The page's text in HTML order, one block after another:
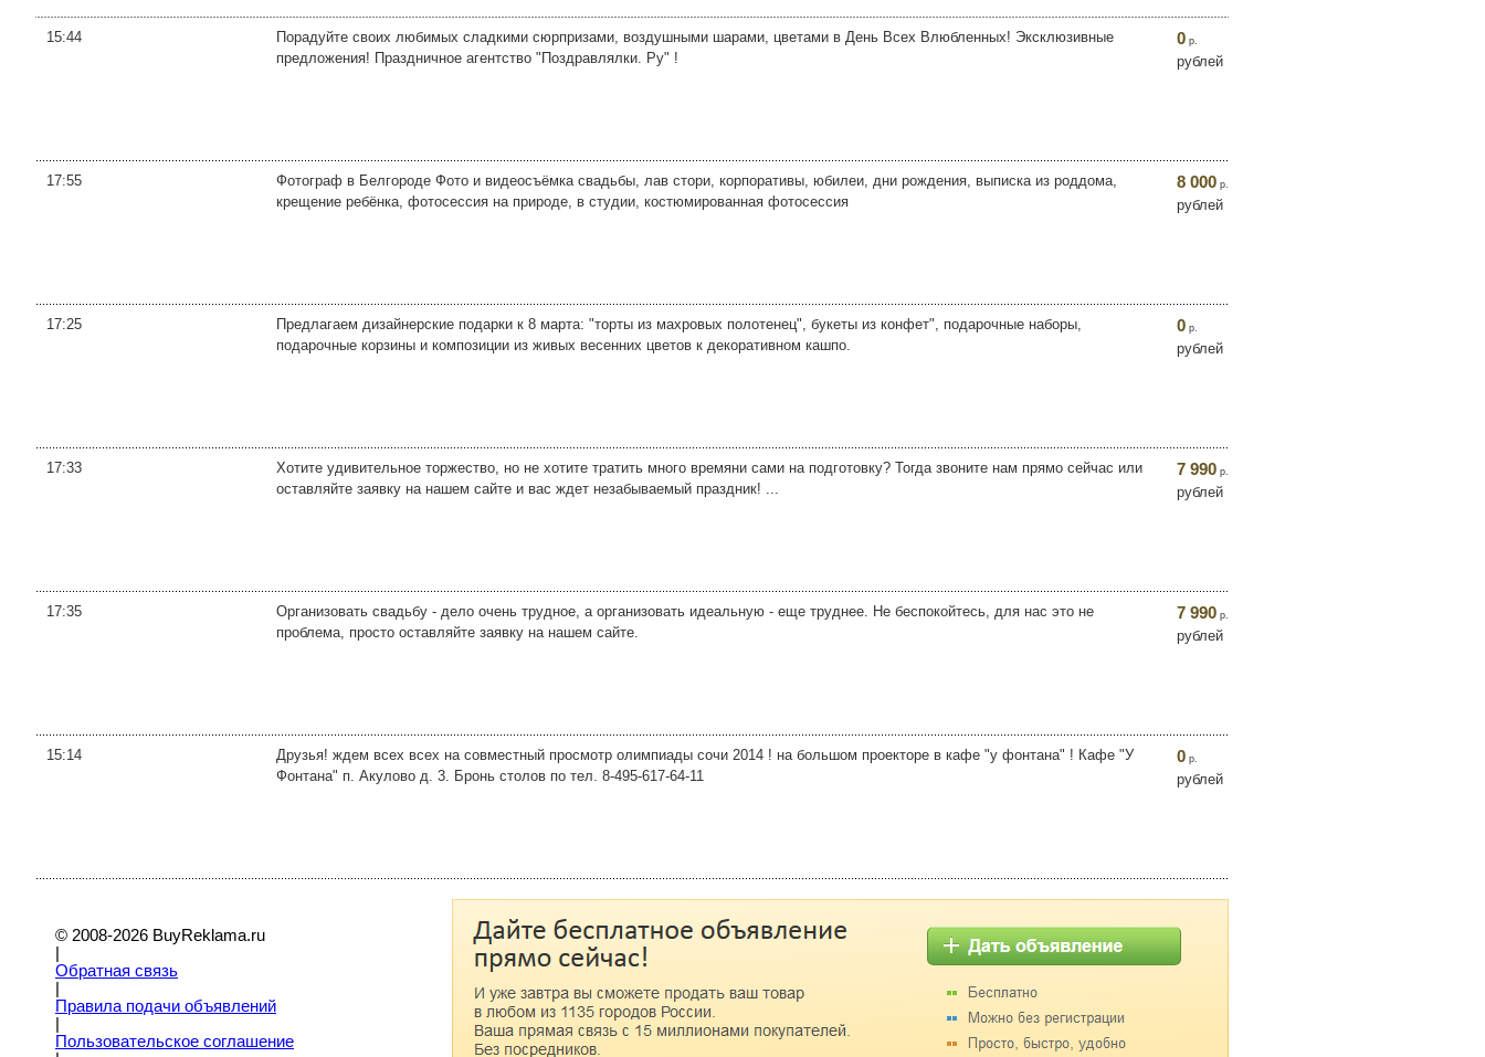
15:44
Порадуйте своих любимых сладкими сюрпризами, воздушными шарами, цветами в День Всех Влюбленных! Эксклюзивные
предложения! Праздничное агентство "Поздравлялки. Ру" !
0 р.
рублей
17:55
Фотограф в Белгороде Фото и видеосъёмка свадьбы, лав стори, корпоративы, юбилеи, дни рождения, выписка из роддома,
крещение ребёнка, фотосессия на природе, в студии, костюмированная фотосессия
8 000 р.
рублей
17:25
Предлагаем дизайнерские подарки к 8 марта: "торты из махровых полотенец", букеты из конфет", подарочные наборы,
подарочные корзины и композиции из живых весенних цветов к декоративном кашпо.
0 р.
рублей
17:33
Хотите удивительное торжество, но не хотите тратить много времяни сами на подготовку? Тогда звоните нам прямо сейчас или
оставляйте заявку на нашем сайте и вас ждет незабываемый праздник! ...
7 990 р.
рублей
17:35
Организовать свадьбу - дело очень трудное, а организовать идеальную - еще труднее. Не беспокойтесь, для нас это не
проблема, просто оставляйте заявку на нашем сайте.
7 990 р.
рублей
15:14
Друзья! ждем всех всех на совместный просмотр олимпиады сочи 2014 ! на большом проекторе в кафе "у фонтана" ! Кафе "У
Фонтана" п. Акулово д. 3. Бронь столов по тел. 8-495-617-64-11
0 р.
рублей
© 2008-2026 BuyReklama.ru
Обратная связь
Правила подачи объявлений
Пoльзовательское соглашение